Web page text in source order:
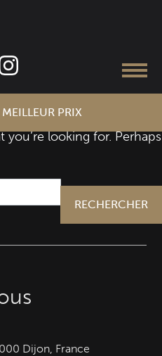
PRIX
you’re looking for. Perhaps
RECHERCHER
Dijon, France